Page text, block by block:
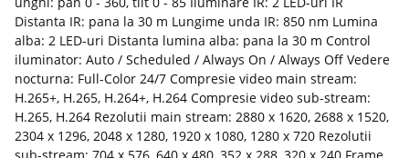
Distanta IR: pana la 30 m Lungime unda IR: 850 nm Lumina
alba: 2 LED-uri Distanta lumina alba: pana la 30 m Control
iluminator: Auto / Scheduled / Always On / Always Off Vedere
nocturna: Full-Color 24/7 Compresie video main stream:
H.265+, H.265, H.264+, H.264 Compresie video sub-stream:
H.265, H.264 Rezolutii main stream: 2880 x 1620, 2688 x 1520,
2304 x 1296, 2048 x 1280, 1920 x 1080, 1280 x 720 Rezolutii